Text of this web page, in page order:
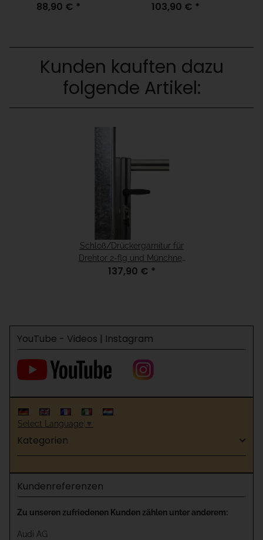
Aufschrauben für
88,90 € *
Aufschrauben für
103,90 € *
Kunden kauften dazu
folgende Artikel:
Schloß/Drückergarnitur für
Drehtor 2-flg und Münchner
Modell, für H=120
137,90 € *
YouTube - Videos | Instagram
Select Language ▼
Kategorien
Kundenreferenzen
Zu unseren zufriedenen Kunden zählen unter anderem:
Audi AG